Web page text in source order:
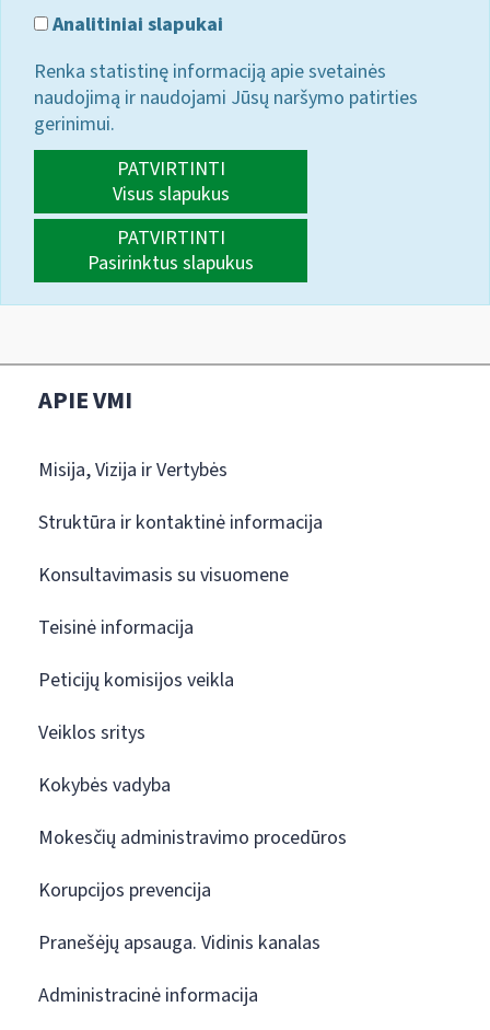
Analitiniai slapukai
Renka statistinę informaciją apie svetainės
naudojimą ir naudojami Jūsų naršymo patirties
gerinimui.
PATVIRTINTI
Visus slapukus
PATVIRTINTI
Pasirinktus slapukus
APIE VMI
Misija, Vizija ir Vertybės
Struktūra ir kontaktinė informacija
Konsultavimasis su visuomene
Teisinė informacija
Peticijų komisijos veikla
Veiklos sritys
Kokybės vadyba
Mokesčių administravimo procedūros
Korupcijos prevencija
Pranešėjų apsauga. Vidinis kanalas
Administracinė informacija